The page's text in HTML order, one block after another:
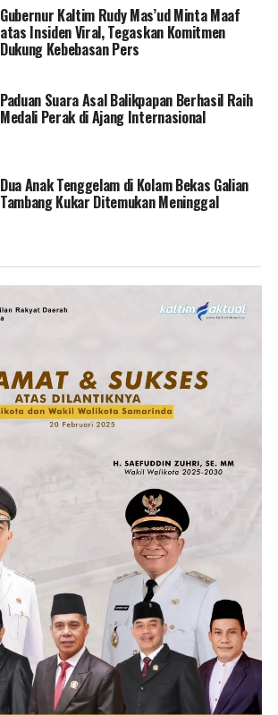
Gubernur Kaltim Rudy Mas’ud Minta Maaf
atas Insiden Viral, Tegaskan Komitmen
Dukung Kebebasan Pers
Paduan Suara Asal Balikpapan Berhasil Raih
Medali Perak di Ajang Internasional
Dua Anak Tenggelam di Kolam Bekas Galian
Tambang Kukar Ditemukan Meninggal